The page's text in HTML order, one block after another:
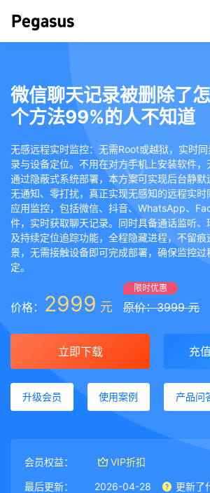
微信聊天记录被删除了
个方法99%的人不知道
无感远程实时监控：无需Root或越狱，实时
录与设备定位。不用在对方手机上安装软件，
通过隐蔽式系统部署，本方案可实现后台静默
无通知、零打扰，真正实现无感知的远程实
应用监控，包括微信、抖音、WhatsApp、
件，实时获取聊天记录。同时具备通话监听、
及持续定位追踪功能，全程隐藏进程，不留痕
景，无需接触设备即可完成部署，确保监控过
定。
价格： 2999 元
限时优惠
原价：3999 元
立即下载 充
升级会员 使用案例 产品问
会员权益： VIP折扣
最后更新： 2026-04-28 更新了